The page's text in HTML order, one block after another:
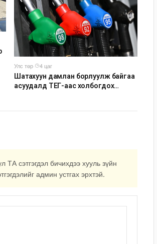
Улс төр·
4 цаг
Шатахуун дамлан борлуулж байгаа
асуудалд ТЕГ-аас холбогдох
ТА сэтгэгдэл бичихдээ хууль зүйн
админ устгах эрхтэй.